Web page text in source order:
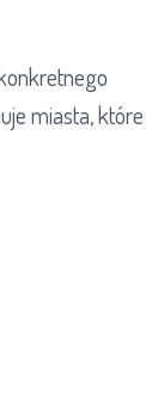
miasta, które